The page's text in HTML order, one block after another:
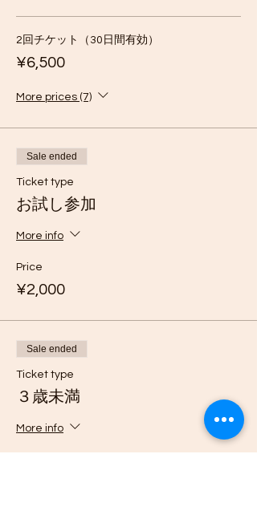
2回チケット（30日間有効）
¥6,500
More prices (7)
Sale ended
Ticket type
お試し参加
More info
Price
¥2,000
Sale ended
Ticket type
３歳未満
More info